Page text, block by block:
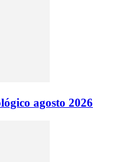
agosto 2026